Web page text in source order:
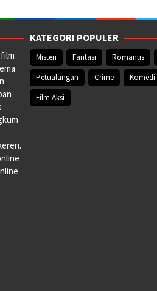
KATEGORI POPULER
Misteri Fantasi Romantis
Petualangan
Crime Komedi
Film Aksi